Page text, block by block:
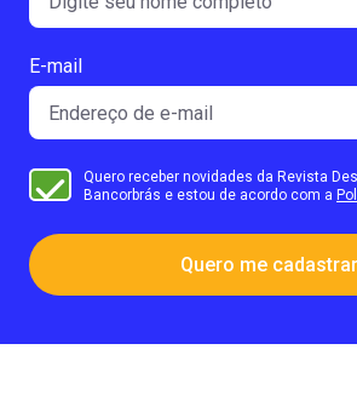
E-mail
Quero receber novidades da Revista
Bancorbrás e estou de acordo com a
Quero me